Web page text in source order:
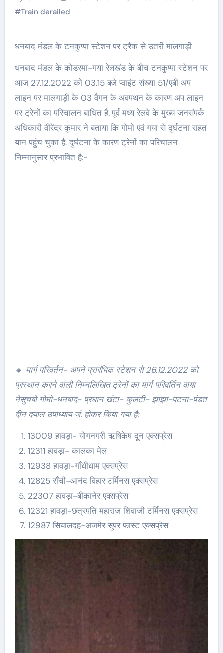
#Train derailed
धनबाद मंडल के टनकुप्पा स्टेशन पर ट्रैक से उतरी मालगाड़ी
धनबाद मंडल के कोडरमा-गया रेलखंड के बीच टनकुप्पा स्टेशन पर
आज 27.12.2022 को 03.15 बजे प्वाइंट संख्या 51/एबी अप
लाइन पर मालगाड़ी के 03 वैगन के अवपथन के कारण अप लाइन
पर ट्रेनों का परिचालन बाधित है. पूर्व मध्य रेलवे के मुख्य जनसंपर्क
अधिकारी वीरेंद्र कुमार ने बताया कि गोमो एवं गया से दुर्घटना राहत
यान पहुंच चुका है. दुर्घटना के कारण ट्रेनों का परिचालन
निम्नानुसार प्रभावित है:-
🔸 मार्ग परिवर्तन- अपने प्रारंभिक स्टेशन से 26.12.2022 को
प्रस्थान करने वाली निम्नलिखित ट्रेनों का मार्ग परिवर्तिन वाया
नेसुचबो गोमो-धनबाद- प्रधान खंटा- कुलटी- झाझा-पटना-पंडत
दीन दयाल उपाध्याय जं. होकर किया गया है:
13009 हावड़ा- योगनगरी ऋषिकेष दून एक्सप्रेस
12311 हावड़ा- कालका मेल
12938 हावड़ा-गाँधीधाम एक्सप्रेस
12825 राँची-आनंद विहार टर्मिनस एक्सप्रेस
22307 हावड़ा-बीकानेर एक्सप्रेस
12321 हावड़ा-छत्रपति महाराज शिवाजी टर्मिनस एक्सप्रेस
12987 सियालदह-अजमेर सुपर फास्ट एक्सप्रेस